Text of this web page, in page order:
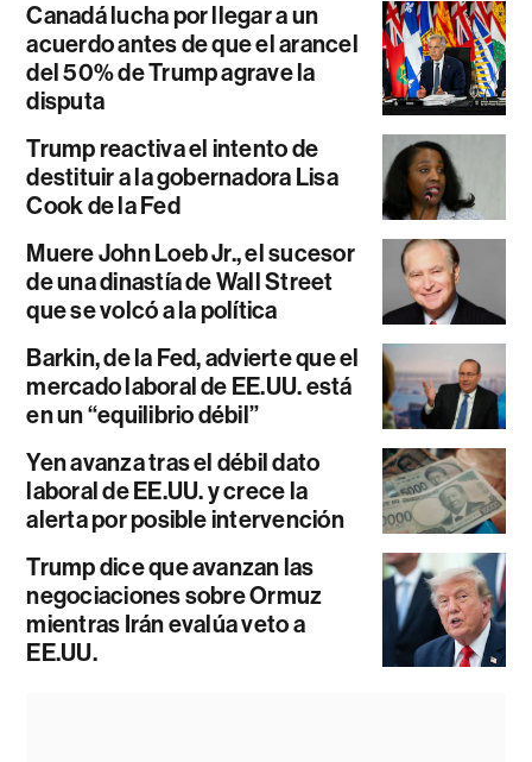
Canadá lucha por llegar a un
acuerdo antes de que el arancel
del 50% de Trump agrave la
disputa
Trump reactiva el intento de
destituir a la gobernadora Lisa
Cook de la Fed
Muere John Loeb Jr., el sucesor
de una dinastía de Wall Street
que se volcó a la política
Barkin, de la Fed, advierte que el
mercado laboral de EE.UU. está
en un “equilibrio débil”
Yen avanza tras el débil dato
laboral de EE.UU. y crece la
alerta por posible intervención
Trump dice que avanzan las
negociaciones sobre Ormuz
mientras Irán evalúa veto a
EE.UU.